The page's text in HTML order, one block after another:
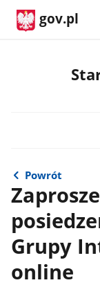
gov.pl
Powrót
Grupy
online